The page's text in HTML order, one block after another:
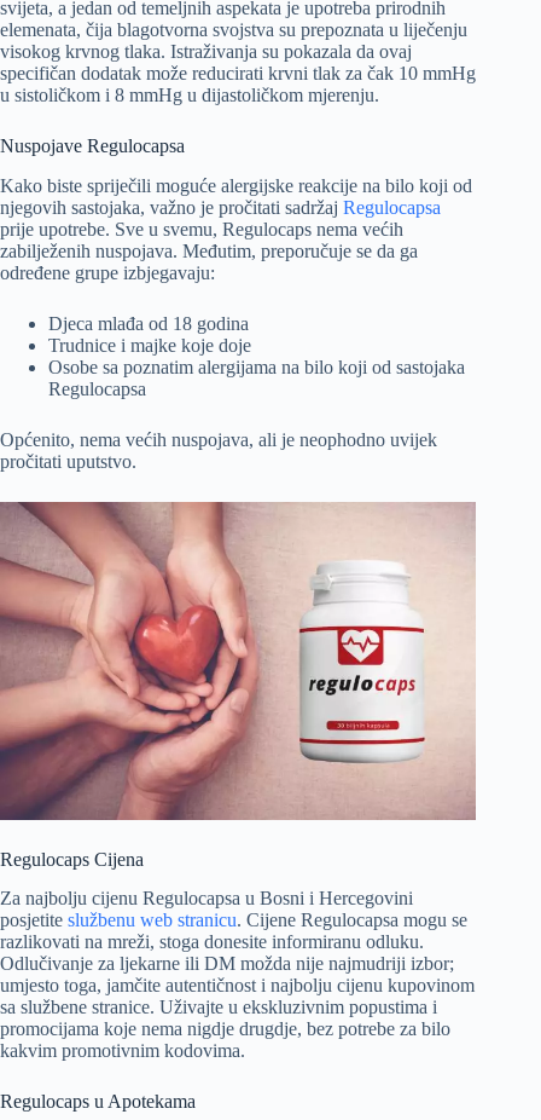
svijeta, a jedan od temeljnih aspekata je upotreba prirodnih
elemenata, čija blagotvorna svojstva su prepoznata u liječenju
visokog krvnog tlaka. Istraživanja su pokazala da ovaj
specifičan dodatak može reducirati krvni tlak za čak 10 mmHg
u sistoličkom i 8 mmHg u dijastoličkom mjerenju.
Nuspojave Regulocapsa
Kako biste spriječili moguće alergijske reakcije na bilo koji od
njegovih sastojaka, važno je pročitati sadržaj Regulocapsa
prije upotrebe. Sve u svemu, Regulocaps nema većih
zabilježenih nuspojava. Međutim, preporučuje se da ga
određene grupe izbjegavaju:
Djeca mlađa od 18 godina
Trudnice i majke koje doje
Osobe sa poznatim alergijama na bilo koji od sastojaka
Regulocapsa
Općenito, nema većih nuspojava, ali je neophodno uvijek
pročitati uputstvo.
Regulocaps Cijena
Za najbolju cijenu Regulocapsa u Bosni i Hercegovini
posjetite službenu web stranicu. Cijene Regulocapsa mogu se
razlikovati na mreži, stoga donesite informiranu odluku.
Odlučivanje za ljekarne ili DM možda nije najmudriji izbor;
umjesto toga, jamčite autentičnost i najbolju cijenu kupovinom
sa službene stranice. Uživajte u ekskluzivnim popustima i
promocijama koje nema nigdje drugdje, bez potrebe za bilo
kakvim promotivnim kodovima.
Regulocaps u Apotekama